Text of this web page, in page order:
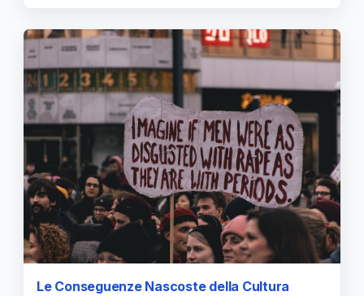
Le Conseguenze Nascoste della Cultura